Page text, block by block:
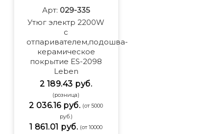
Арт: 029-335
Утюг электр 2200W
с
отпаривателем,подошва-
керамическое
покрытие ES-2098
Leben
2 189.43 руб.
(розница)
2 036.16 руб. (от 5000
руб.)
1 861.01 руб. (от 10000